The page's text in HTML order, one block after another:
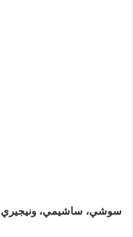
سوشي، ساشيمي، ونيجيري